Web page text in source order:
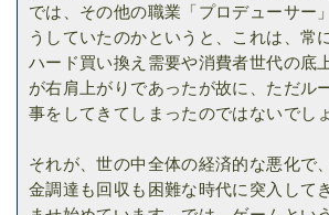
では、その他の職業「プロデューサー
うしていたのかというと、これは、常
ハード買い換え需要や消費者世代の底
が右肩上がりであったが故に、ただル
事をしてきてしまったのではないでし
それが、世の中全体の経済的な悪化で
金調達も回収も困難な時代に突入して